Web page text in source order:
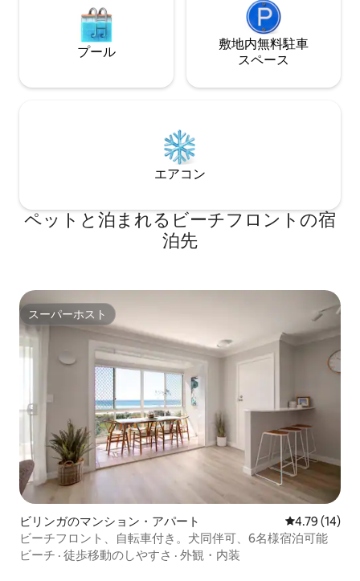
プール
敷地内無料駐⁠車
ス⁠ペ⁠ー⁠ス
エアコン
ペットと泊まれるビーチフロントの宿
泊先
スーパーホスト
スーパーホスト
ビリンガのマンション・アパート レビュー14
4.79 (14)
ビーチフロント、自転車付き。犬同伴可、6名様宿泊可能
ビーチ · 徒歩移動のしやすさ · 外観・内装